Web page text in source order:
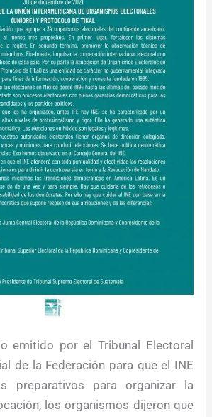
emitido por el Tribunal Electoral
de la Federación para que el INE
preparativos para organizar la
los organismos dijeron que